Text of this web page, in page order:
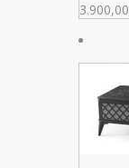
3.900,00